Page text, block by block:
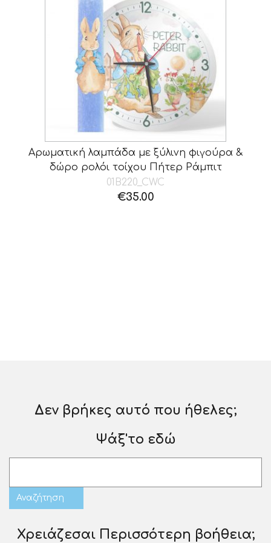
Αρωματική λαμπάδα με ξύλινη φιγούρα &
δώρο ρολόι τοίχου Πήτερ Ράμπιτ
01B220_CWC
€35.00
Δεν βρήκες αυτό που ήθελες;
Ψάξ'το εδώ
Χρειάζεσαι Περισσότερη βοήθεια;